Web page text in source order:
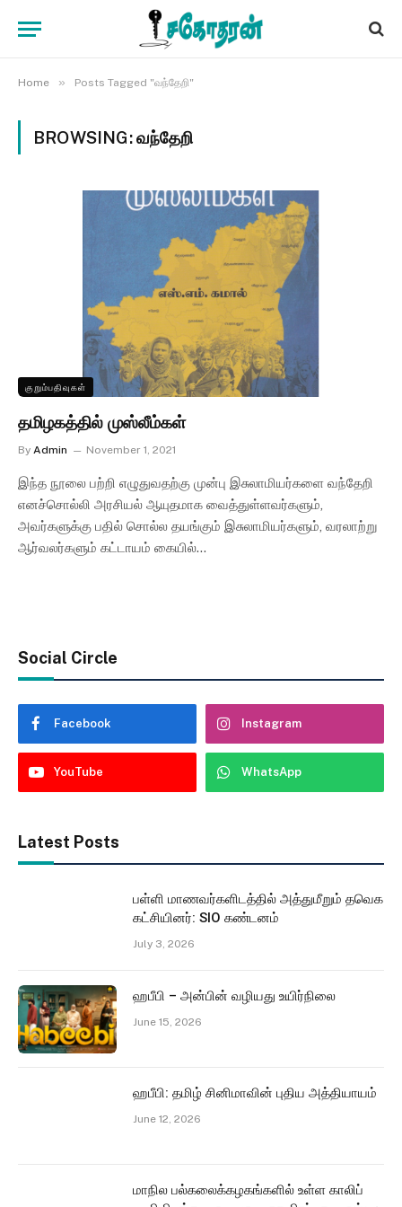
Home » Posts Tagged "வந்தேறி"
BROWSING:வந்தேறி
குறும்பதிவுகள்
தமிழகத்தில் முஸ்லீம்கள்
By Admin November 1, 2021
இந்த நூலை பற்றி எழுதுவதற்கு முன்பு இசுலாமியர்களை வந்தேறி
எனச்சொல்லி அரசியல் ஆயுதமாக வைத்துள்ளவர்களும்,
அவர்களுக்கு பதில் சொல்ல தயங்கும் இசுலாமியர்களும், வரலாற்று
ஆர்வலர்களும் கட்டாயம் கையில்…
Social Circle
Facebook Instagram
YouTube WhatsApp
Latest Posts
பள்ளி மாணவர்களிடத்தில் அத்துமீறும் தவெக
கட்சியினர்: SIO கண்டனம்
July 3, 2026
ஹபீபி – அன்பின் வழியது உயிர்நிலை
June 15, 2026
ஹபீபி: தமிழ் சினிமாவின் புதிய அத்தியாயம்
June 12, 2026
மாநில பல்கலைக்கழகங்களில் உள்ள காலிப்